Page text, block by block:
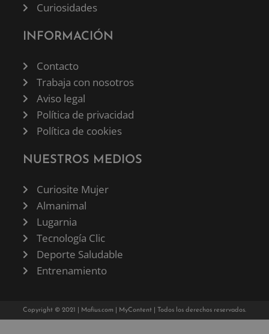
Curiosidades
INFORMACIÓN
Contacto
Trabaja con nosotros
Aviso legal
Política de privacidad
Política de cookies
NUESTROS MEDIOS
Curiosite Mujer
Almanimal
Lugarnia
Tecnología Clic
Deporte Saludable
Entrenamiento
Copyright © 2021 | Mafius.com MyContent | Todos los derechos reservados.